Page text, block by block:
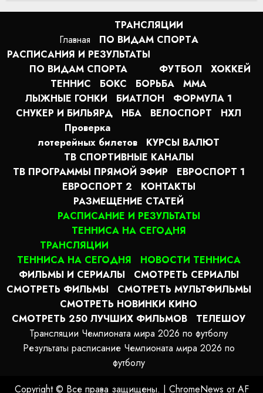
Главная
ТРАНСЛЯЦИИ
ПО ВИДАМ СПОРТA
РАСПИСАНИЯ И РЕЗУЛЬТАТЫ
ПО ВИДАМ СПОРТА
ФУТБОЛ
ХОККЕЙ
ТЕННИС
БОКС БОРЬБА
MMA
ЛЫЖНЫЕ ГОНКИ
БИАТЛОН
ФОРМУЛА 1
СНУКЕР И БИЛЬЯРД
НБА ВЕЛОСПОРТ
НХЛ
Проверка
лотерейных билетов
КУРСЫ ВАЛЮТ
ТВ СПОРТИВНЫЕ КАНАЛЫ
ТВ ПРОГРАММЫ ПРЯМОЙ ЭФИР
ЕВРОСПОРТ 1
ЕВРОСПОРТ 2
КОНТАКТЫ
РАЗМЕЩЕНИЕ СТАТЕЙ
РАСПИСАНИЕ И РЕЗУЛЬТАТЫ
ТЕННИСА НА СЕГОДНЯ
ТРАНСЛЯЦИИ
ТЕННИСА НА СЕГОДНЯ
НОВОСТИ ТЕННИСА
ФИЛЬМЫ И СЕРИАЛЫ
СМОТРЕТЬ СЕРИАЛЫ
СМОТРЕТЬ ФИЛЬМЫ
СМОТРЕТЬ МУЛЬТФИЛЬМЫ
СМОТРЕТЬ НОВИНКИ КИНО
СМОТРЕТЬ 250 ЛУЧШИХ ФИЛЬМОВ
ТЕЛЕШОУ
Трансляции Чемпионата мира 2026 по футболу
Результаты расписание Чемпионата мира 2026 по
футболу
Copyright © Все права защищены. | ChromeNews от AF